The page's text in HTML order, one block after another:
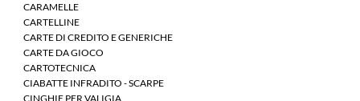
CARAMELLE
CARTELLINE
CARTE DI CREDITO E GENERICHE
CARTE DA GIOCO
CARTOTECNICA
CIABATTE INFRADITO - SCARPE
CINGHIE PER VALIGIA